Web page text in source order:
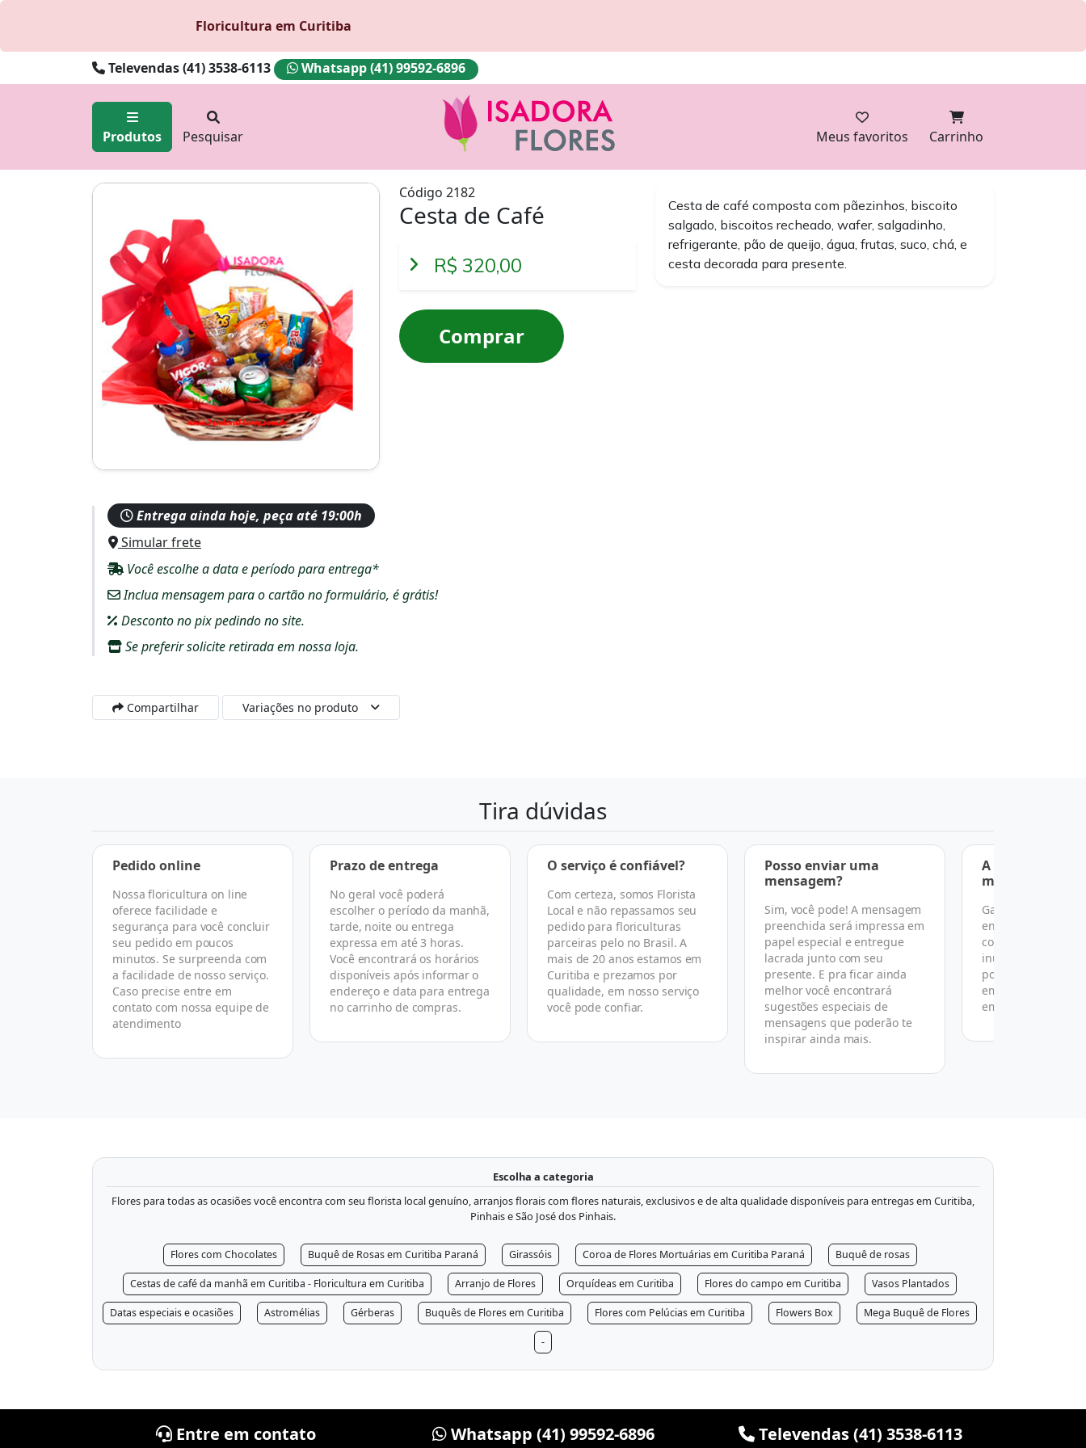
Floricultura em Curitiba
Televendas (41) 3538-6113 Whatsapp (41) 99592-6896
Produtos Pesquisar Meus favoritos Carrinho
Código 2182
Cesta de Café
R$ 320,00
Comprar
Cesta de café composta com pãezinhos, biscoito
salgado, biscoitos recheado, wafer, salgadinho,
refrigerante, pão de queijo, água, frutas, suco, chá, e
cesta decorada para presente.
Entrega ainda hoje, peça até 19:00h
Simular frete
Você escolhe a data e período para entrega*
Inclua mensagem para o cartão no formulário, é grátis!
Desconto no pix pedindo no site.
Se preferir solicite retirada em nossa loja.
Compartilhar Variações no produto
Tira dúvidas
Pedido online
Nossa floricultura on line
oferece facilidade e
segurança para você concluir
seu pedido em poucos
minutos. Se surpreenda com
a facilidade de nosso serviço.
Caso precise entre em
contato com nossa equipe de
atendimento
Prazo de entrega
No geral você poderá
escolher o período da manhã,
tarde, noite ou entrega
expressa em até 3 horas.
Você encontrará os horários
disponíveis após informar o
endereço e data para entrega
no carrinho de compras.
O serviço é confiável?
Com certeza, somos Florista
Local e não repassamos seu
pedido para floriculturas
parceiras pelo no Brasil. A
mais de 20 anos estamos em
Curitiba e prezamos por
qualidade, em nosso serviço
você pode confiar.
Posso enviar uma
mensagem?
Sim, você pode! A mensagem
preenchida será impressa em
papel especial e entregue
lacrada junto com seu
presente. E pra ficar ainda
melhor você encontrará
sugestões especiais de
mensagens que poderão te
inspirar ainda mais.
A entrega é
mãos?
Garantimos a
endereço, data e
combinado, mas
inúmeras razões
podemos garantir
em mãos
em nosso termo
Escolha a categoria
Flores para todas as ocasiões você encontra com seu florista local genuíno, arranjos florais com flores naturais, exclusivos e de alta qualidade disponíveis para entregas em Curitiba,
Pinhais e São José dos Pinhais.
Flores com Chocolates Buquê de Rosas em Curitiba Paraná Girassóis Coroa de Flores Mortuárias em Curitiba Paraná Buquê de rosas
Cestas de café da manhã em Curitiba - Floricultura em Curitiba Arranjo de Flores Orquídeas em Curitiba Flores do campo em Curitiba Vasos Plantados
Datas especiais e ocasiões Astromélias Gérberas Buquês de Flores em Curitiba Flores com Pelúcias em Curitiba Flowers Box Mega Buquê de Flores
-
Entre em contato Whatsapp (41) 99592-6896 Televendas (41) 3538-6113